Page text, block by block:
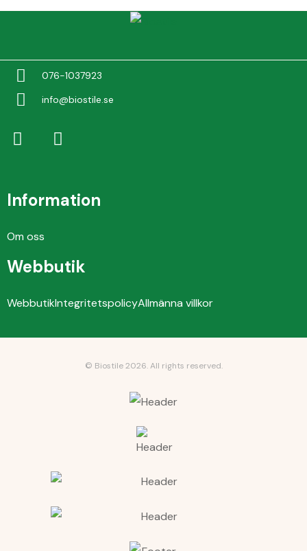
076-1037923
info@biostile.se
Information
Om oss
Webbutik
WebbutikIntegritetspolicyAllmänna villkor
© Biostile 2026.All rights reserved.